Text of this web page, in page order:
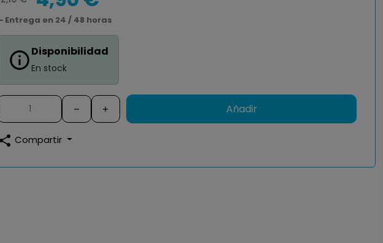
Entrega en 24 / 48 horas
info_outlineDisponibilidad
En stock
Añadir
share Compartir